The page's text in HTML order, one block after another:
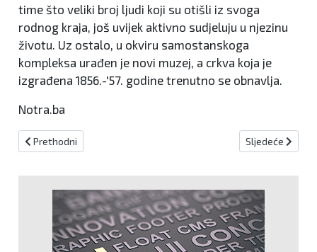
time što veliki broj ljudi koji su otišli iz svoga
rodnog kraja, još uvijek aktivno sudjeluju u njezinu
životu. Uz ostalo, u okviru samostanskoga
kompleksa urađen je novi muzej, a crkva koja je
izgrađena 1856.-'57. godine trenutno se obnavlja.
Notra.ba
Prethodni članak: Crveni križ Novog Travnika započeo akciju za
Prethodni Sljedeći članak:
Sljedeće